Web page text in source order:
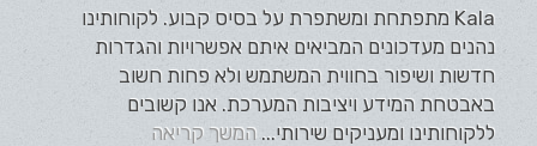
Kala מתפתחת ומשתפרת על בסיס קבוע. לקוחותינו
נהנים מעדכונים המביאים איתם אפשרויות והגדרות
חדשות ושיפור בחווית המשתמש ולא פחות חשוב
באבטחת המידע ויציבות המערכת. אנו קשובים
ללקוחותינו ומעניקים שירותי... המשך קריאה